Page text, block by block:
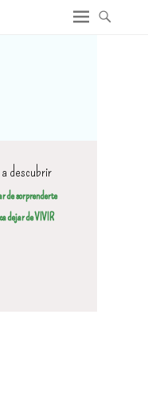
a descubrir
de sorprenderte
dejar de VIVIR